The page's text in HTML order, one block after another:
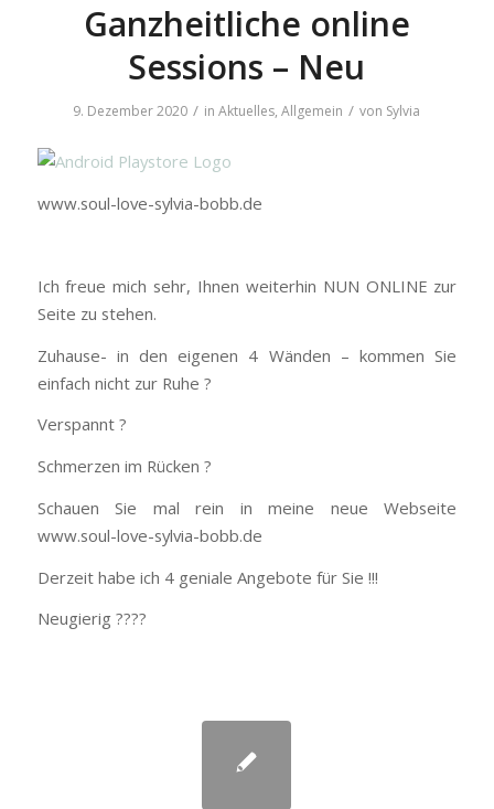
Ganzheitliche online
Sessions – Neu
9. Dezember 2020 / inAktuelles,Allgemein / von Sylvia
www.soul-love-sylvia-bobb.de
Ich freue mich sehr, Ihnen weiterhin NUN ONLINE zur
Seite zu stehen.
Zuhause- in den eigenen 4 Wänden – kommen Sie
einfach nicht zur Ruhe ?
Verspannt ?
Schmerzen im Rücken ?
Schauen Sie mal rein in meine neue Webseite
www.soul-love-sylvia-bobb.de
Derzeit habe ich 4 geniale Angebote für Sie !!!
Neugierig ????